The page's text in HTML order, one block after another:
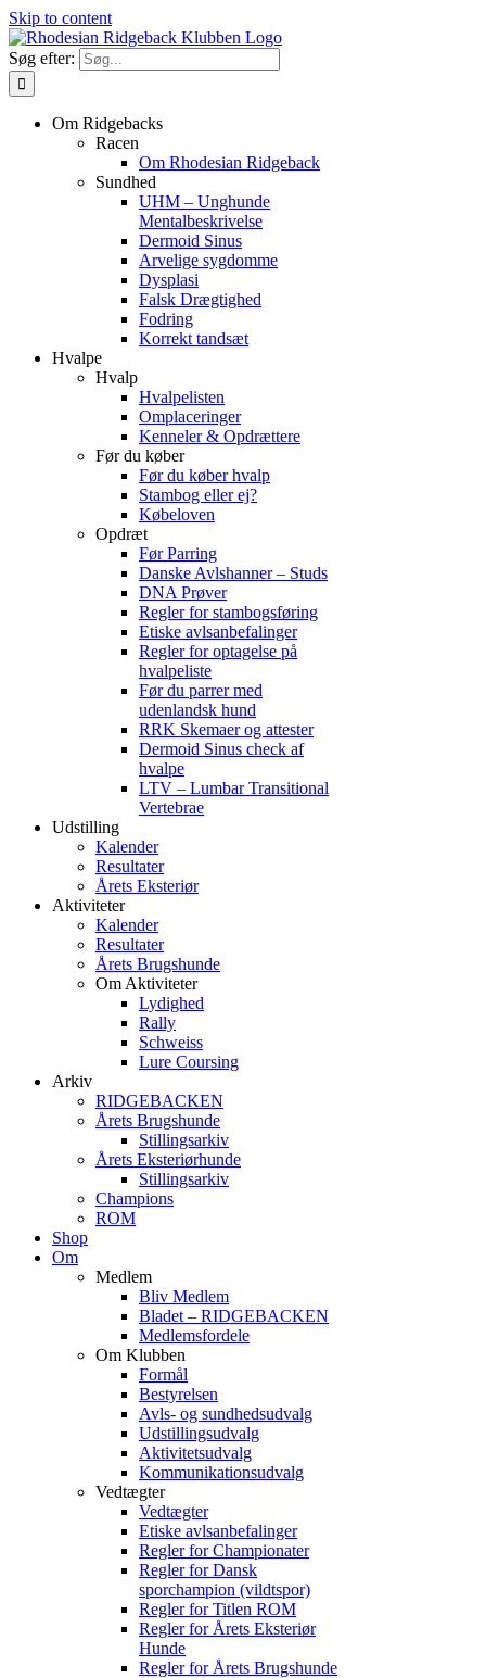
Skip to content
Søg efter:
Om Ridgebacks
Racen
Om Rhodesian Ridgeback
Sundhed
UHM – Unghunde
Mentalbeskrivelse
Dermoid Sinus
Arvelige sygdomme
Dysplasi
Falsk Drægtighed
Fodring
Korrekt tandsæt
Hvalpe
Hvalp
Hvalpelisten
Omplaceringer
Kenneler & Opdrættere
Før du køber
Før du køber hvalp
Stambog eller ej?
Købeloven
Opdræt
Før Parring
Danske Avlshanner – Studs
DNA Prøver
Regler for stambogsføring
Etiske avlsanbefalinger
Regler for optagelse på
hvalpeliste
Før du parrer med
udenlandsk hund
RRK Skemaer og attester
Dermoid Sinus check af
hvalpe
LTV – Lumbar Transitional
Vertebrae
Udstilling
Kalender
Resultater
Årets Eksteriør
Aktiviteter
Kalender
Resultater
Årets Brugshunde
Om Aktiviteter
Lydighed
Rally
Schweiss
Lure Coursing
Arkiv
RIDGEBACKEN
Årets Brugshunde
Stillingsarkiv
Årets Eksteriørhunde
Stillingsarkiv
Champions
ROM
Shop
Om
Medlem
Bliv Medlem
Bladet – RIDGEBACKEN
Medlemsfordele
Om Klubben
Formål
Bestyrelsen
Avls- og sundhedsudvalg
Udstillingsudvalg
Aktivitetsudvalg
Kommunikationsudvalg
Vedtægter
Vedtægter
Etiske avlsanbefalinger
Regler for Championater
Regler for Dansk
sporchampion (vildtspor)
Regler for Titlen ROM
Regler for Årets Eksteriør
Hunde
Regler for Årets Brugshunde